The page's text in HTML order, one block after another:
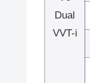
Dual
VVT-i